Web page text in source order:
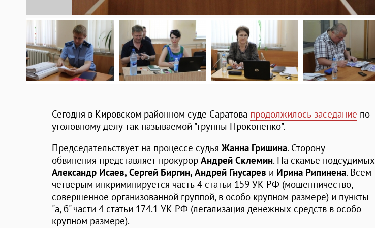
Сегодня в Кировском районном суде Саратова продолжилось заседание по
уголовному делу так называемой "группы Прокопенко".
Председательствует на процессе судья Жанна Гришина. Сторону
обвинения представляет прокурор Андрей Склемин. На скамье подсудимых
Александр Исаев, Сергей Биргин, Андрей Гнусарев и Ирина Рипинена. Всем
четверым инкриминируется часть 4 статьи 159 УК РФ (мошенничество,
совершенное организованной группой, в особо крупном размере) и пункты
"а, б" части 4 статьи 174.1 УК РФ (легализация денежных средств в особо
крупном размере).